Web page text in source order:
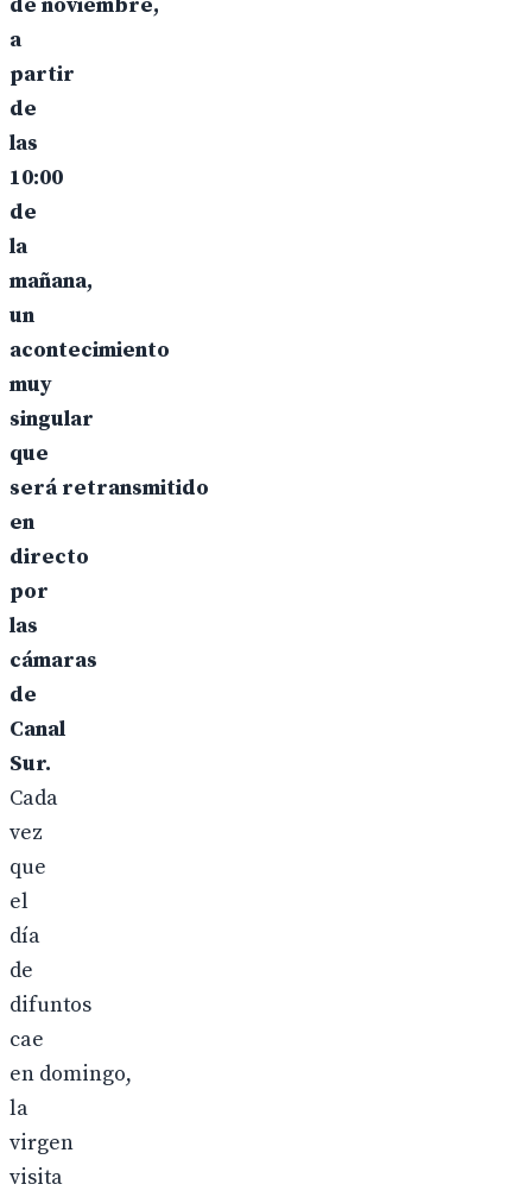
a
partir
de
las
10:00
de
la
mañana,
un
acontecimiento
muy
singular
que
será retransmitido
en
directo
por
las
cámaras
de
Canal
Sur.
Cada
vez
que
el
día
de
difuntos
cae
en domingo,
la
virgen
visita